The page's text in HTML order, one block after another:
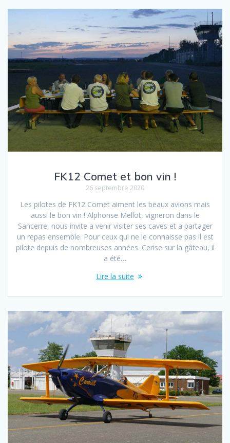
FK12 Comet et bon vin !
26 septembre 2020
Les pilotes de FK12 Comet aiment les beaux avions mais
aussi le bon vin ! Alphonse Mellot, vigneron dans le
Sancerre, nous invite a venir visiter ses caves et a partager
un repas ensemble. Pour ceux qui ne le connaisse pas il est
pilote depuis de nombreuses années. Cerise sur la gâteau, il
a été…
Lire la suite